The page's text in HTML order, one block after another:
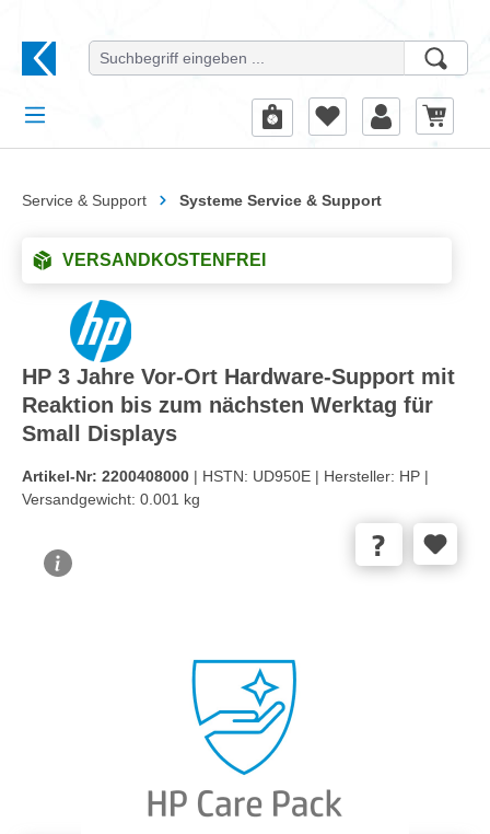
Service & Support Systeme Service & Support
VERSANDKOSTENFREI
HP 3 Jahre Vor-Ort Hardware-Support mit
Reaktion bis zum nächsten Werktag für
Small Displays
Artikel-Nr: 2200408000 | HSTN: UD950E | Hersteller: HP |
Versandgewicht: 0.001 kg